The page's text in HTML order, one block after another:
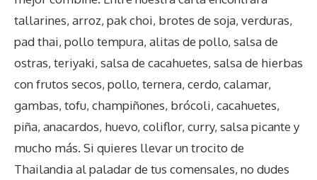
tallarines, arroz, pak choi, brotes de soja, verduras,
pad thai, pollo tempura, alitas de pollo, salsa de
ostras, teriyaki, salsa de cacahuetes, salsa de hierbas
con frutos secos, pollo, ternera, cerdo, calamar,
gambas, tofu, champiñones, brócoli, cacahuetes,
piña, anacardos, huevo, coliflor, curry, salsa picante y
mucho más. Si quieres llevar un trocito de
Thailandia al paladar de tus comensales, no dudes